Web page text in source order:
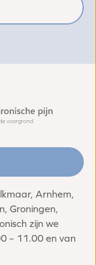
Arnhem,
Groningen,
zijn we
– 11.00 en van